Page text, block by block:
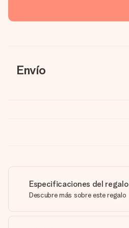
Envío
Especificaciones del regalo
Descubre más sobre este regalo